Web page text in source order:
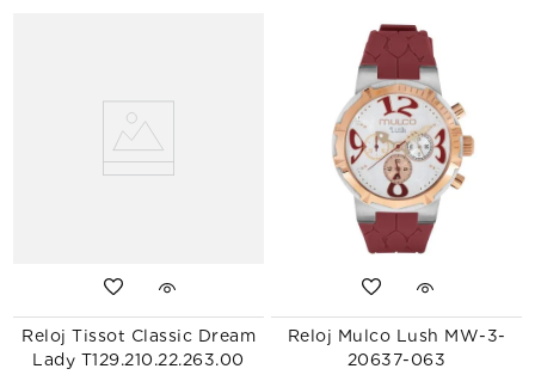
Reloj Tissot Classic Dream
Lady T129.210.22.263.00
Reloj Mulco Lush MW-3-
20637-063